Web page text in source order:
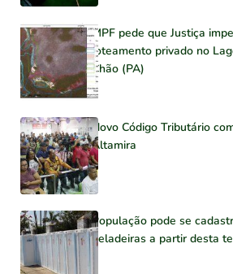
MPF pede que Justiça
loteamento privado no
Chão (PA)
Novo Código Tributário
Altamira
População pode se
geladeiras a partir desta